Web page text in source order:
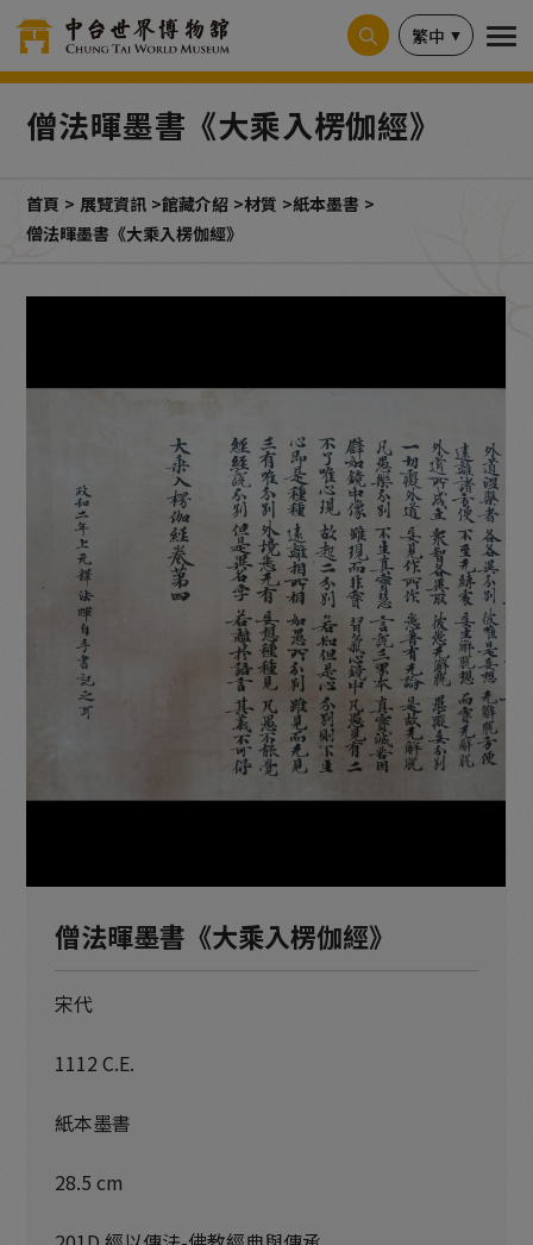
繁中
僧法暉墨書《大乘入楞伽經》
首頁 展覽資訊 館藏介紹 材質
紙本墨書
僧法暉墨書《大乘入楞伽經》
僧法暉墨書《大乘入楞伽經》
宋代
1112 C.E.
紙本墨書
28.5 cm
Cookie管理面板